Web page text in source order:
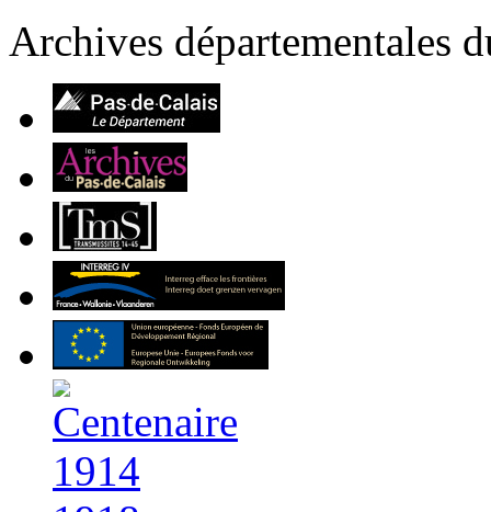
Archives départementales